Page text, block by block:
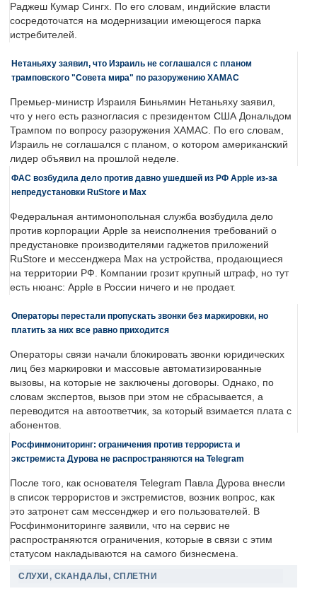
Раджеш Кумар Сингх. По его словам, индийские власти
сосредоточатся на модернизации имеющегося парка
истребителей.
Нетаньяху заявил, что Израиль не соглашался с планом
трамповского "Совета мира" по разоружению ХАМАС
Премьер-министр Израиля Биньямин Нетаньяху заявил,
что у него есть разногласия с президентом США Дональдом
Трампом по вопросу разоружения ХАМАС. По его словам,
Израиль не соглашался с планом, о котором американский
лидер объявил на прошлой неделе.
ФАС возбудила дело против давно ушедшей из РФ Apple из-за
непредустановки RuStore и Max
Федеральная антимонопольная служба возбудила дело
против корпорации Apple за неисполнения требований о
предустановке производителями гаджетов приложений
RuStore и мессенджера Max на устройства, продающиеся
на территории РФ. Компании грозит крупный штраф, но тут
есть нюанс: Apple в России ничего и не продает.
Операторы перестали пропускать звонки без маркировки, но
платить за них все равно приходится
Операторы связи начали блокировать звонки юридических
лиц без маркировки и массовые автоматизированные
вызовы, на которые не заключены договоры. Однако, по
словам экспертов, вызов при этом не сбрасывается, а
переводится на автоответчик, за который взимается плата с
абонентов.
Росфинмониторинг: ограничения против террориста и
экстремиста Дурова не распространяются на Telegram
После того, как основателя Telegram Павла Дурова внесли
в список террористов и экстремистов, возник вопрос, как
это затронет сам мессенджер и его пользователей. В
Росфинмониторинге заявили, что на сервис не
распространяются ограничения, которые в связи с этим
статусом накладываются на самого бизнесмена.
СЛУХИ, СКАНДАЛЫ, СПЛЕТНИ